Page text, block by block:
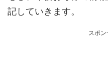
記していきます。
スポン